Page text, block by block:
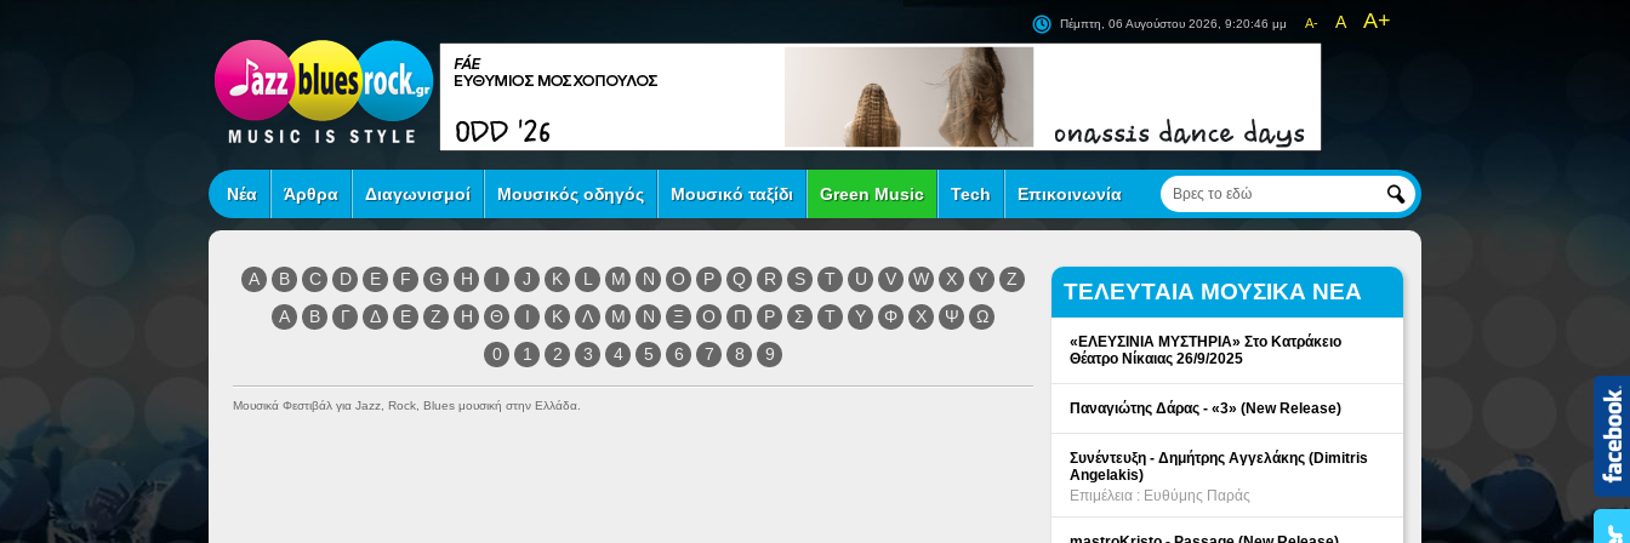
A- A A+
Πέμπτη, 06 Αυγούστου 2026, 9:20:46 μμ
Νέα Άρθρα Διαγωνισμοί Μουσικός οδηγός Μουσικό ταξίδι Green Music Tech Επικοινωνία
A B C D E F G H I J K L M N O P Q R S T U V W X Y
Z
Α
Β Γ Δ Ε Ζ Η Θ Ι Κ Λ Μ Ν Ξ Ο Π Ρ Σ Τ Υ Φ Χ Ψ
Ω
0
1 2 3 4 5 6 7 8 9
Μουσικά Φεστιβάλ για Jazz, Rock, Blues μουσική στην Ελλάδα.
ΤΕΛΕΥΤΑΙΑ ΜΟΥΣΙΚΑ ΝΕΑ
«ΕΛΕΥΣΙΝΙΑ ΜΥΣΤΗΡΙΑ» Στο Κατράκειο
Θέατρο Νίκαιας 26/9/2025
Παναγιώτης Δάρας - «3» (New Release)
Συνέντευξη - Δημήτρης Αγγελάκης (Dimitris
Angelakis)
Επιμέλεια : Ευθύμης Παράς